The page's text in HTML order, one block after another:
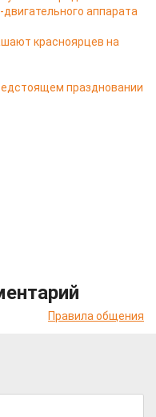
аппарата
красноярцев на
праздновании
Правила общения